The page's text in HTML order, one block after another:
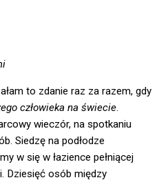
to zdanie raz za razem, gdy
człowieka na świecie.
wieczór, na spotkaniu
Siedzę na podłodze
w się w łazience pełniącej
Dziesięć osób między